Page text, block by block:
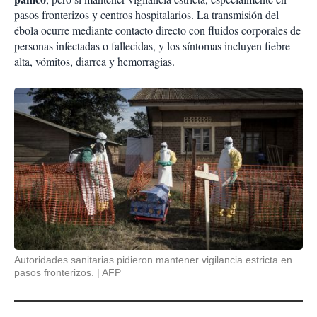
pasos fronterizos y centros hospitalarios. La transmisión del
ébola ocurre mediante contacto directo con fluidos corporales de
personas infectadas o fallecidas, y los síntomas incluyen fiebre
alta, vómitos, diarrea y hemorragias.
Autoridades sanitarias pidieron mantener vigilancia estricta en
pasos fronterizos.
AFP